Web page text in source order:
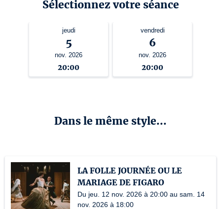
Sélectionnez votre séance
jeudi
5
nov. 2026
20:00
vendredi
6
nov. 2026
20:00
Dans le même style...
LA FOLLE JOURNÉE OU LE
MARIAGE DE FIGARO
Du jeu. 12 nov. 2026 à 20:00 au sam. 14
nov. 2026 à 18:00